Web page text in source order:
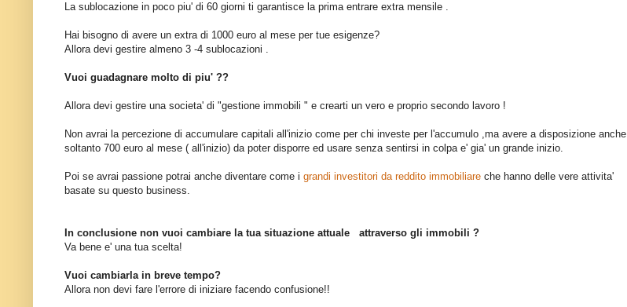
La sublocazione in poco piu' di 60 giorni ti garantisce la prima entrare extra mensile .
Hai bisogno di avere un extra di 1000 euro al mese per tue esigenze?
Allora devi gestire almeno 3 -4 sublocazioni .
Vuoi guadagnare molto di piu' ??
Allora devi gestire una societa' di "gestione immobili " e crearti un vero e proprio secondo lavoro !
Non avrai la percezione di accumulare capitali all'inizio come per chi investe per l'accumulo ,ma avere a disposizione anche
soltanto 700 euro al mese ( all'inizio) da poter disporre ed usare senza sentirsi in colpa e' gia' un grande inizio.
Poi se avrai passione potrai anche diventare come i grandi investitori da reddito immobiliare che hanno delle vere attivita'
basate su questo business.
In conclusione non vuoi cambiare la tua situazione attuale attraverso gli immobili ?
Va bene e' una tua scelta!
Vuoi cambiarla in breve tempo?
Allora non devi fare l'errore di iniziare facendo confusione!!